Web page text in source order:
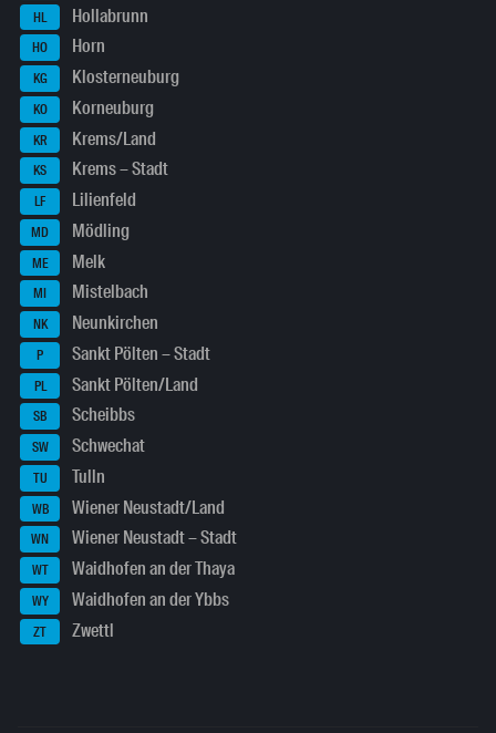
HL Hollabrunn
HO Horn
KG Klosterneuburg
KO Korneuburg
KR Krems/Land
KS Krems – Stadt
LF Lilienfeld
MD Mödling
ME Melk
MI Mistelbach
NK Neunkirchen
P Sankt Pölten – Stadt
PL Sankt Pölten/Land
SB Scheibbs
SW Schwechat
TU Tulln
WB Wiener Neustadt/Land
WN Wiener Neustadt – Stadt
WT Waidhofen an der Thaya
WY Waidhofen an der Ybbs
ZT Zwettl